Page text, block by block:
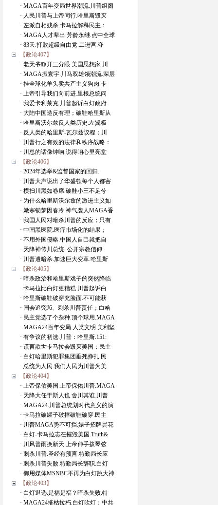
· MAGA百年变局世界潮流.川普组阁
· 人民川普与上帝同行.哈里斯毁灭
· 左派自相残杀.卡马拉解释民主：
· MAGA人才辈出.芳龄永继.点中全球
· 83天.打败超级自由党.二进宫.夺
【政论407】
· 老天爷睁开三分眼.美国思想家.川
· MAGA振寰宇.川马双雄领潮流.深层
· 挂全球化羊头卖共产主义狗肉.卡
· 上帝引导我们向前进.里根总统问
· 我爱卡利莱克.川普起诉白灯政府.
· 大陆中国造反有理；破鞋哈里斯从
· 哈里斯沃尔兹反人类历史.左翼极
· 反人类的哈里斯-瓦尔兹议程；川
· 川普行之有效的法律和秩序战略：
· 川总的话像钟响.说得咱心里亮堂
【政论406】
· 2024年选举&监督国家的回归.
· 川普大声说出了华盛顿每个人都害
· 横扫川黑如卷席.破鞋小三不足兮
· 为什么哈里斯沃尔兹的激进主义如
· 嫩寒锁梦因春冷.神气袭人MAGA香
· 我国人民对暗杀川普的反应；只有
· 中国黑医院.医疗市场化的结果；
· 不用外国侵略.中国人自己就把自
· 天降神传川总统. 公开宗教信仰.
· 川普遭暗杀.加速巨大变革.哈里斯
【政论405】
· 暗杀政治和哈里斯戏子的突然降临
· 卡马拉比白灯更糟糕.川普起诉白
· 哈里斯破鞋破穿充脸面.不可能获
· 国会追究J6、刺杀川普责任；白哈
· 民主党选了个杂种.顶个球用.MAGA
· MAGA24百年变局.人类文明.美利坚
· 有争议的初选.川普：哈里斯.151:
· 谎言欺世卡马拉会毁灭美国；民主
· 白灯哈里斯犯罪集团垂死挣扎.民
· 总统为人民.我们人民为川普为美
【政论404】
· 上帝保佑美国.上帝保佑川普.MAGA
· 天降大任于斯人也.舍川其谁.川普
· MAGA24.川普总统划时代意义的演
· 卡马拉破罐子破摔破鞋破穿.民主
· 川普MAGA势不可挡.婊子招牌昙花
· 白灯-卡马拉志在摧毁美国.Truth&
· 川风普雨换新天.上帝伸手拨琴弦
· 刺杀川普.圣经有预言.特勤局长应
· 刺杀川普失败.特勤局长辞职.白灯
· 御用媒体MSNBC不再为白灯跳大神
【政论403】
· 白灯退选.是祸是福？暗杀失败.特
· MAGA24摧枯拉朽.白灯吹灯；中共